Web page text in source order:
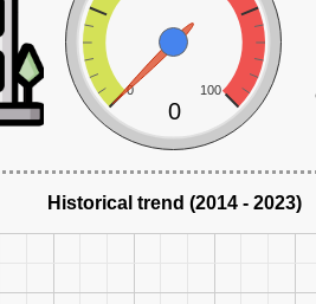
0 100
0
Historical trend (2014 - 2023)